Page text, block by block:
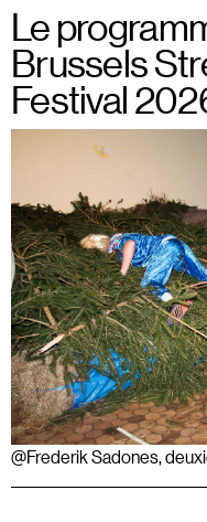
BSPF
Le
Brussels
Festival
@Frederik Sadones,